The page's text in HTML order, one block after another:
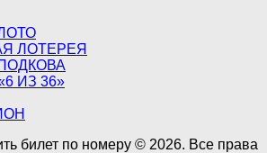
ЛОТЕРЕЯ
ИЗ 36»
билет по номеру © 2026. Все права